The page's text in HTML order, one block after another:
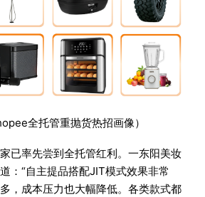
全托管重抛货热招画像）
已率先尝到全托管红利。一东阳美妆
：“自主提品搭配JIT模式效果非常
，成本压力也大幅降低。各类款式都